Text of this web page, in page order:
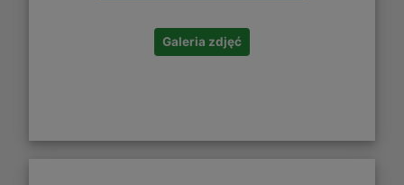
Galeria zdjęć